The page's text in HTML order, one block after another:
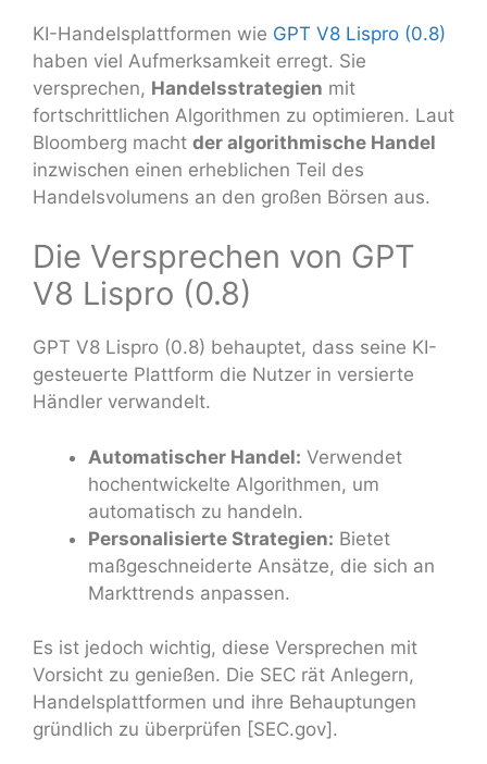
KI-Handelsplattformen wie GPT V8 Lispro (0.8)
haben viel Aufmerksamkeit erregt. Sie
versprechen, Handelsstrategien mit
fortschrittlichen Algorithmen zu optimieren. Laut
Bloomberg macht der algorithmische Handel
inzwischen einen erheblichen Teil des
Handelsvolumens an den großen Börsen aus.
Die Versprechen von GPT
V8 Lispro (0.8)
GPT V8 Lispro (0.8) behauptet, dass seine KI-
gesteuerte Plattform die Nutzer in versierte
Händler verwandelt.
Automatischer Handel: Verwendet
hochentwickelte Algorithmen, um
automatisch zu handeln.
Personalisierte Strategien: Bietet
maßgeschneiderte Ansätze, die sich an
Markttrends anpassen.
Es ist jedoch wichtig, diese Versprechen mit
Vorsicht zu genießen. Die SEC rät Anlegern,
Handelsplattformen und ihre Behauptungen
gründlich zu überprüfen [SEC.gov].